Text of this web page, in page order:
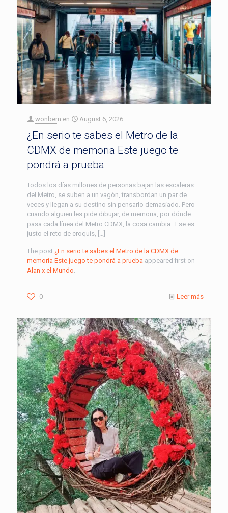
wonbern en August 6, 2026
¿En serio te sabes el Metro de la
CDMX de memoria Este juego te
pondrá a prueba
Todos los días millones de personas bajan las escaleras
del Metro, se suben a un vagón, transbordan un par de
veces y llegan a su destino sin pensarlo demasiado. Pero
cuando alguien les pide dibujar, de memoria, por dónde
pasa cada línea del Metro CDMX, la cosa cambia. Ese es
justo el reto de croquis, […]
The post ¿En serio te sabes el Metro de la CDMX de
memoria Este juego te pondrá a prueba appeared first on
Alan x el Mundo
0 Leer más